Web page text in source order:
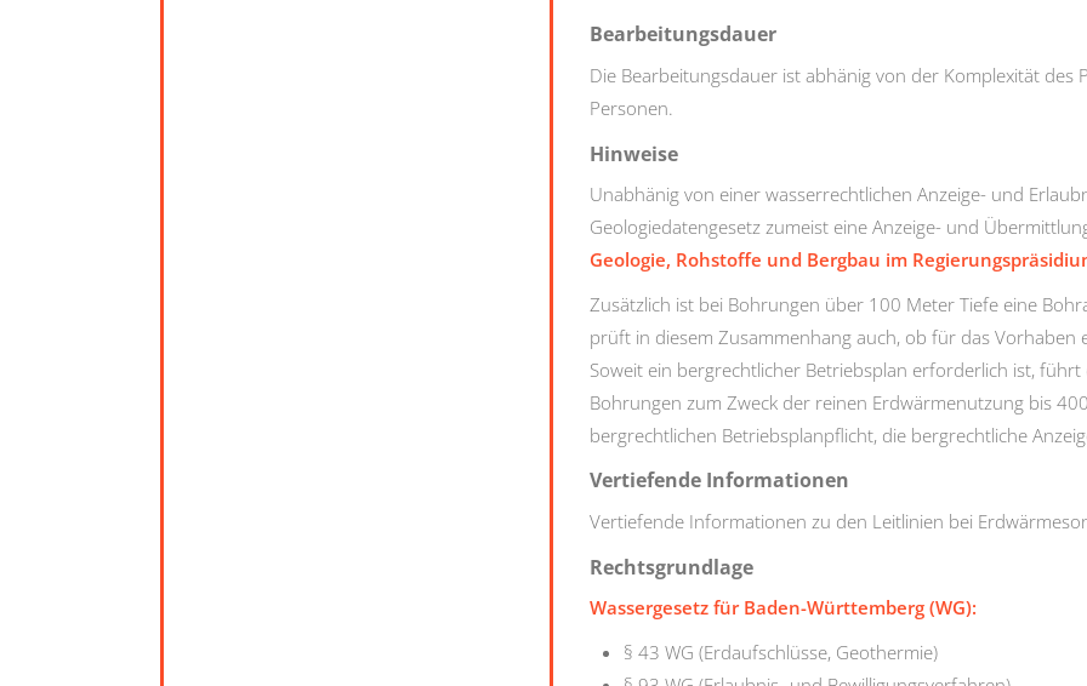
Bearbeitungsdauer
Die Bearbeitungsdauer ist abhänig von der Komplexität des
Personen.
Hinweise
Unabhänig von einer wasserrechtlichen Anzeige- und
Geologiedatengesetz zumeist eine Anzeige- und
Geologie, Rohstoffe und Bergbau im
Zusätzlich ist bei Bohrungen über 100 Meter Tiefe eine
prüft in diesem Zusammenhang auch, ob für das Vorhaben
Soweit ein bergrechtlicher Betriebsplan erforderlich ist, führt
Bohrungen zum Zweck der reinen Erdwärmenutzung bis
bergrechtlichen Betriebsplanpflicht, die bergrechtliche
Vertiefende Informationen
Vertiefende Informationen zu den Leitlinien bei
Rechtsgrundlage
Wassergesetz für Baden-Württemberg (WG):
§ 43 WG (Erdaufschlüsse, Geothermie)